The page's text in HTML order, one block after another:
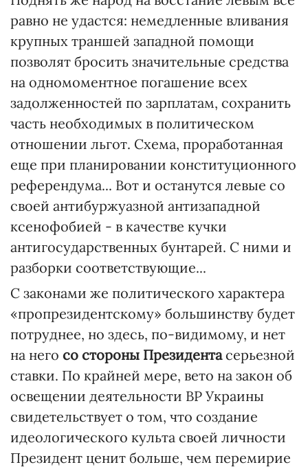
равно не удастся: немедленные вливания
крупных траншей западной помощи
позволят бросить значительные средства
на одномоментное погашение всех
задолженностей по зарплатам, сохранить
часть необходимых в политическом
отношении льгот. Схема, проработанная
еще при планировании конституционного
референдума... Вот и останутся левые со
своей антибуржуазной антизападной
ксенофобией - в качестве кучки
антигосударственных бунтарей. С ними и
разборки соответствующие...
С законами же политического характера
«пропрезидентскому» большинству будет
потруднее, но здесь, по-видимому, и нет
на него со стороны Президентасерьезной
ставки. По крайней мере, вето на закон об
освещении деятельности ВР Украины
свидетельствует о том, что создание
идеологического культа своей личности
Президент ценит больше, чем перемирие